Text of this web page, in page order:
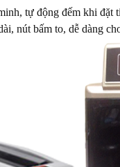
tự động đếm khi
nút bấm to, dễ dàng